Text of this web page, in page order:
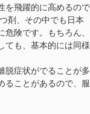
を飛躍的に高めるので
剤、その中でも日本
険です。もちろん、
ても、基本的には同様
脱症状がでることが多
ることがあるので、服